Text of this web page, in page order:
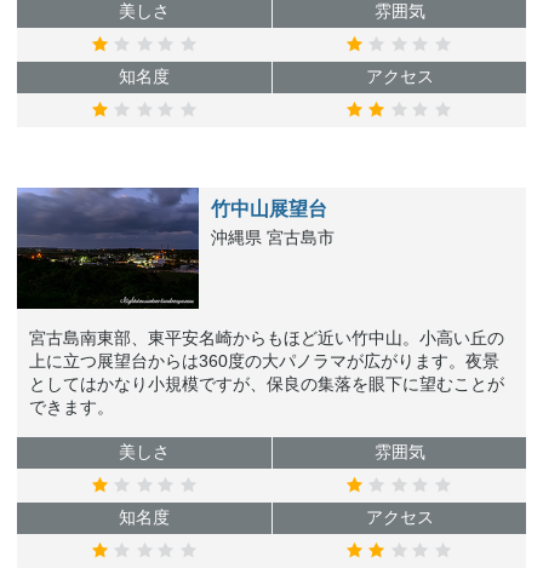
美しさ 雰囲気
知名度 アクセス
竹中山展望台
沖縄県 宮古島市
宮古島南東部、東平安名崎からもほど近い竹中山。小高い丘の
上に立つ展望台からは360度の大パノラマが広がります。夜景
としてはかなり小規模ですが、保良の集落を眼下に望むことが
できます。
美しさ 雰囲気
知名度 アクセス